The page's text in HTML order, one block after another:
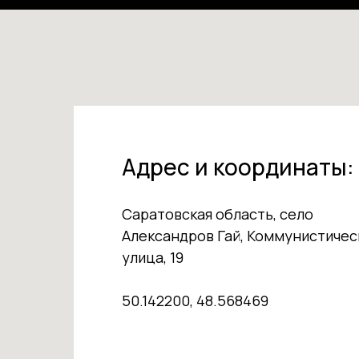
Адрес и координаты:
Саратовская область, село
Александров Гай,
улица, 19
50.142200, 48.568469